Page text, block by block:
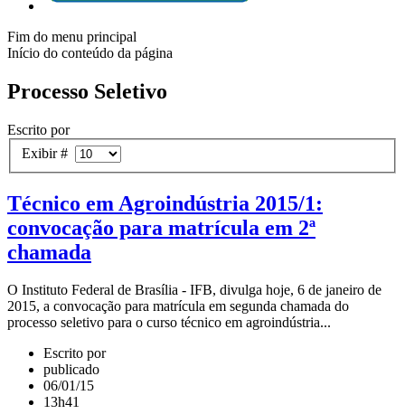
Fim do menu principal
Início do conteúdo da página
Processo Seletivo
Escrito por
Exibir #
Técnico em Agroindústria 2015/1:
convocação para matrícula em 2ª
chamada
O Instituto Federal de Brasília - IFB, divulga hoje, 6 de janeiro de
2015, a convocação para matrícula em segunda chamada do
processo seletivo para o curso técnico em agroindústria...
Escrito por
publicado
06/01/15
13h41